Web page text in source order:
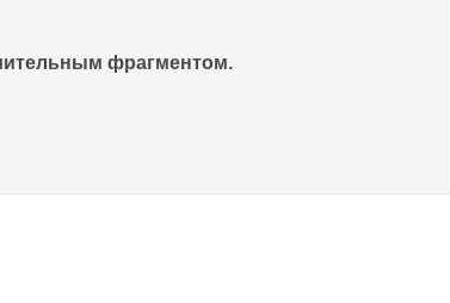
фрагментом.